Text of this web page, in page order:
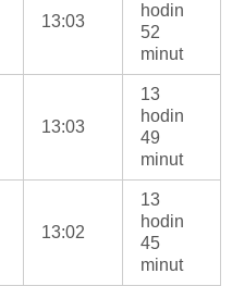
13:03
hodin
52
minut
13:03
13
hodin
49
minut
13:02
13
hodin
45
minut